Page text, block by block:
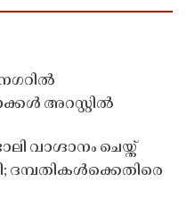
അറസ്റ്റിൽ
വാഗ്ദാനം ചെയ്ത്
ദമ്പതികൾക്കെതിരെ